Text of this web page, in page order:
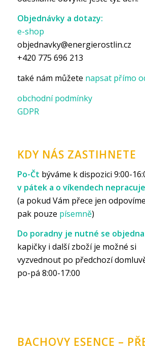
Objednávky a dotazy:
e-shop
objednavky@energierostlin.cz
+420 775 696 213
také nám můžete napsat přímo
obchodní podmínky
GDPR
KDY NÁS ZASTIHNETE
Po-Čt býváme k dispozici 9:00-
v pátek a o víkendech
(a pokud Vám přece jen
pak pouze písemně)
Do poradny je nutné se
kapičky i další zboží je možné si
vyzvednout po předchozí
po-pá 8:00-17:00
BACHOVY ESENCE –